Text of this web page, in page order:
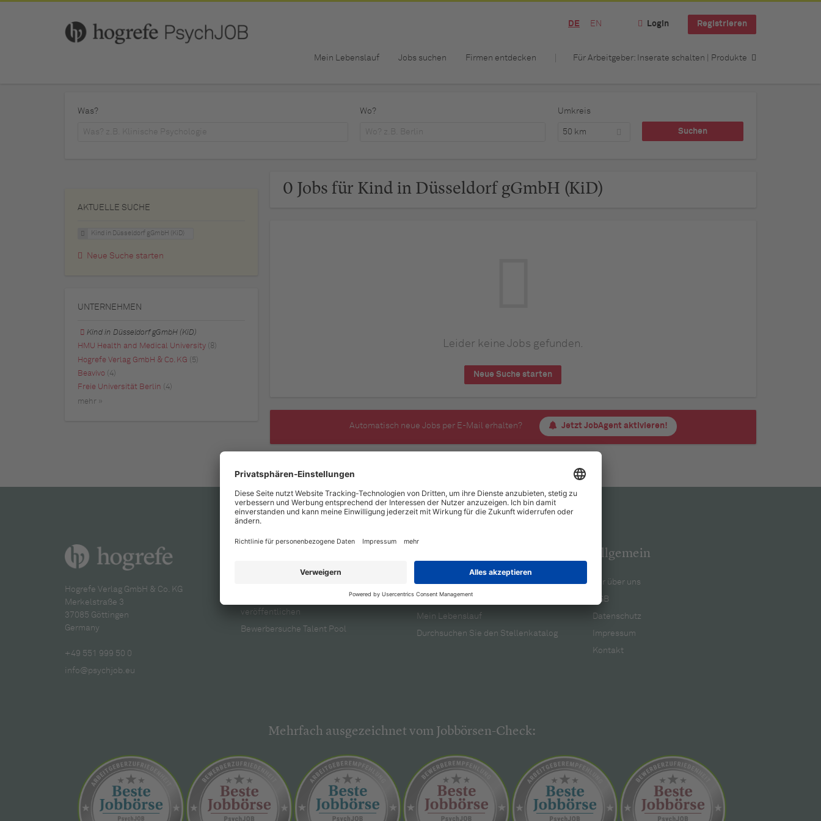
DE EN Login Registrieren
Mein Lebenslauf Jobs suchen Firmen entdecken Für Arbeitgeber: Inserate schalten | Produkte
Was? Wo? Umkreis
50 km
0 Jobs für Kind in Düsseldorf gGmbH (KiD)
Leider keine Jobs gefunden.
Neue Suche starten
Automatisch neue Jobs per E-Mail erhalten? Jetzt JobAgent aktivieren!
AKTUELLE SUCHE
Kind in Düsseldorf gGmbH (KiD)
Neue Suche starten
UNTERNEHMEN
Kind in Düsseldorf gGmbH (KiD)
HMU Health and Medical University
(8)
Hogrefe Verlag GmbH & Co. KG (5)
Beavivo (4)
Freie Universität Berlin (4)
mehr »
Hogrefe Verlag GmbH & Co. KG
Merkelstraße 3
37085 Göttingen
Germany
+49 551 999 50 0
info@psychjob.eu
veröffentlichen
Bewerbersuche Talent Pool
Suchen
Firmen entdecken
Mein Lebenslauf
Durchsuchen Sie den Stellenkatalog
Allgemein
Wir über uns
AGB
Datenschutz
Impressum
Kontakt
Mehrfach ausgezeichnet vom Jobbörsen-Check: